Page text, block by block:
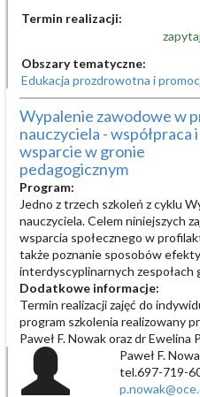
Termin realizacji:
Obszary tematyczne:
Edukacja prozdrowotna i
Wypalenie zawodowe w
nauczyciela - współpraca i
wsparcie w gronie
pedagogicznym
Program:
Jedno z trzech szkoleń z cyklu
nauczyciela. Celem niniejszych
wsparcia społecznego w
także poznanie sposobów
interdyscyplinarnych zespołach
Dodatkowe informacje:
Termin realizacji zajęć do
program szkolenia realizowany
Paweł F. Nowak oraz dr Ewelina
Paweł F.
tel.697-719-